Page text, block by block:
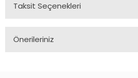
Taksit Seçenekleri
Önerileriniz